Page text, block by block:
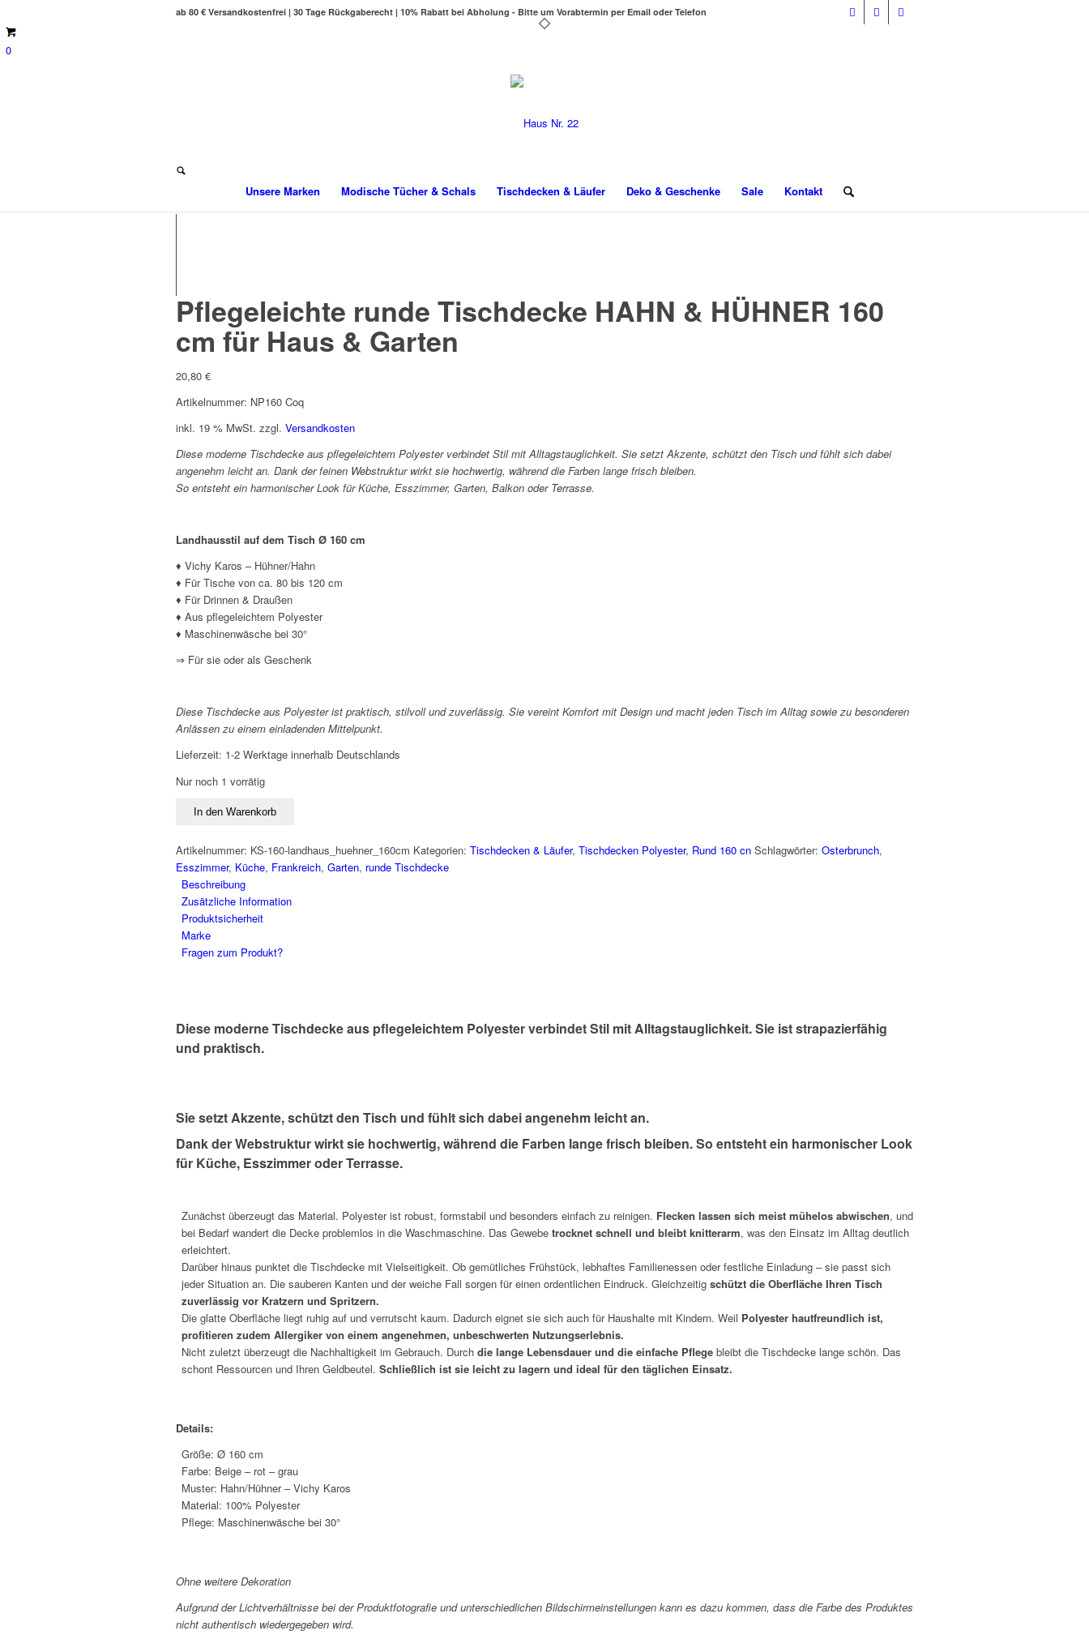
ab 80 € Versandkostenfrei | 30 Tage Rückgaberecht | 10% Rabatt bei Abholung - Bitte um Vorabtermin per Email oder Telefon
0
Unsere Marken Modische Tücher & Schals Tischdecken & Läufer Deko & Geschenke Sale Kontakt
Pflegeleichte runde Tischdecke HAHN & HÜHNER 160
cm für Haus & Garten
20,80 €
Artikelnummer: NP160 Coq
inkl. 19 % MwSt. zzgl. Versandkosten
Diese moderne Tischdecke aus pflegeleichtem Polyester verbindet Stil mit Alltagstauglichkeit. Sie setzt Akzente, schützt den Tisch und fühlt sich dabei
angenehm leicht an. Dank der feinen Webstruktur wirkt sie hochwertig, während die Farben lange frisch bleiben.
So entsteht ein harmonischer Look für Küche, Esszimmer, Garten, Balkon oder Terrasse.
Landhausstil auf dem Tisch Ø 160 cm
♦ Vichy Karos – Hühner/Hahn
♦ Für Tische von ca. 80 bis 120 cm
♦ Für Drinnen & Draußen
♦ Aus pflegeleichtem Polyester
♦ Maschinenwäsche bei 30°
⇒ Für sie oder als Geschenk
Diese Tischdecke aus Polyester ist praktisch, stilvoll und zuverlässig. Sie vereint Komfort mit Design und macht jeden Tisch im Alltag sowie zu besonderen
Anlässen zu einem einladenden Mittelpunkt.
Lieferzeit: 1-2 Werktage innerhalb Deutschlands
Nur noch 1 vorrätig
Pflegeleichte
HAHN
&
HÜHNER
160
cm
für
Haus
In den Warenkorb
Artikelnummer: KS-160-landhaus_huehner_160cm Kategorien: Tischdecken & Läufer, Tischdecken Polyester, Rund 160 cn Schlagwörter: Osterbrunch,
Esszimmer, Küche, Frankreich, Garten, runde Tischdecke
Beschreibung
Zusätzliche Information
Produktsicherheit
Marke
Fragen zum Produkt?
Diese moderne Tischdecke aus pflegeleichtem Polyester verbindet Stil mit Alltagstauglichkeit. Sie ist strapazierfähig
und praktisch.
Sie setzt Akzente, schützt den Tisch und fühlt sich dabei angenehm leicht an.
Dank der Webstruktur wirkt sie hochwertig, während die Farben lange frisch bleiben. So entsteht ein harmonischer Look
für Küche, Esszimmer oder Terrasse.
Zunächst überzeugt das Material. Polyester ist robust, formstabil und besonders einfach zu reinigen. Flecken lassen sich meist mühelos abwischen, und
bei Bedarf wandert die Decke problemlos in die Waschmaschine. Das Gewebe trocknet schnell und bleibt knitterarm, was den Einsatz im Alltag deutlich
erleichtert.
Darüber hinaus punktet die Tischdecke mit Vielseitigkeit. Ob gemütliches Frühstück, lebhaftes Familienessen oder festliche Einladung – sie passt sich
jeder Situation an. Die sauberen Kanten und der weiche Fall sorgen für einen ordentlichen Eindruck. Gleichzeitig schützt die Oberfläche Ihren Tisch
zuverlässig vor Kratzern und Spritzern.
Die glatte Oberfläche liegt ruhig auf und verrutscht kaum. Dadurch eignet sie sich auch für Haushalte mit Kindern. Weil Polyester hautfreundlich ist,
profitieren zudem Allergiker von einem angenehmen, unbeschwerten Nutzungserlebnis.
Nicht zuletzt überzeugt die Nachhaltigkeit im Gebrauch. Durch die lange Lebensdauer und die einfache Pflege bleibt die Tischdecke lange schön. Das
schont Ressourcen und Ihren Geldbeutel. Schließlich ist sie leicht zu lagern und ideal für den täglichen Einsatz.
Details:
Größe: Ø 160 cm
Farbe: Beige – rot – grau
Muster: Hahn/Hühner – Vichy Karos
Material: 100% Polyester
Pflege: Maschinenwäsche bei 30°
Ohne weitere Dekoration
Aufgrund der Lichtverhältnisse bei der Produktfotografie und unterschiedlichen Bildschirmeinstellungen kann es dazu kommen, dass die Farbe des Produktes
nicht authentisch wiedergegeben wird.